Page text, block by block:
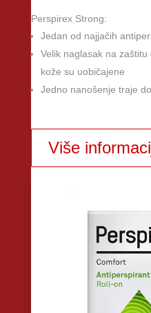
Perspirex Strong:
Jedan od najjačih
Velik naglasak na
kože su uobičajene
Jedno nanošenje traje
Više